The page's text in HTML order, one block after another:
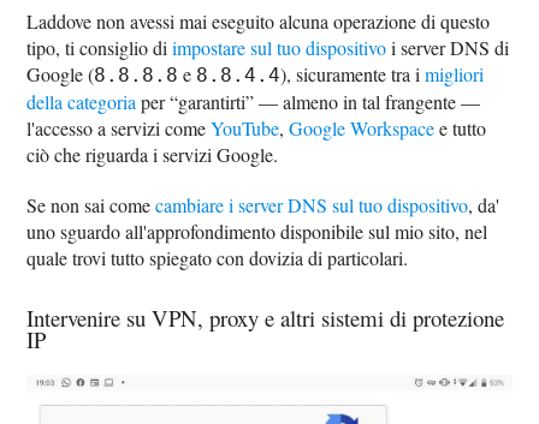
Laddove non avessi mai eseguito alcuna operazione di questo
tipo, ti consiglio diimpostare sul tuo dispositivoi server DNS di
Google (8.8.8.8 e 8.8.4.4), sicuramente tra imigliori
della categoriaper “garantirti” — almeno in tal frangente —
l'accesso a servizi comeYouTube,Google Workspacee tutto
ciò che riguarda i servizi Google.
Se non sai comecambiare i server DNS sul tuo dispositivo, da'
uno sguardo all'approfondimento disponibile sul mio sito, nel
quale trovi tutto spiegato con dovizia di particolari.
Intervenire su VPN, proxy e altri sistemi di protezione
IP